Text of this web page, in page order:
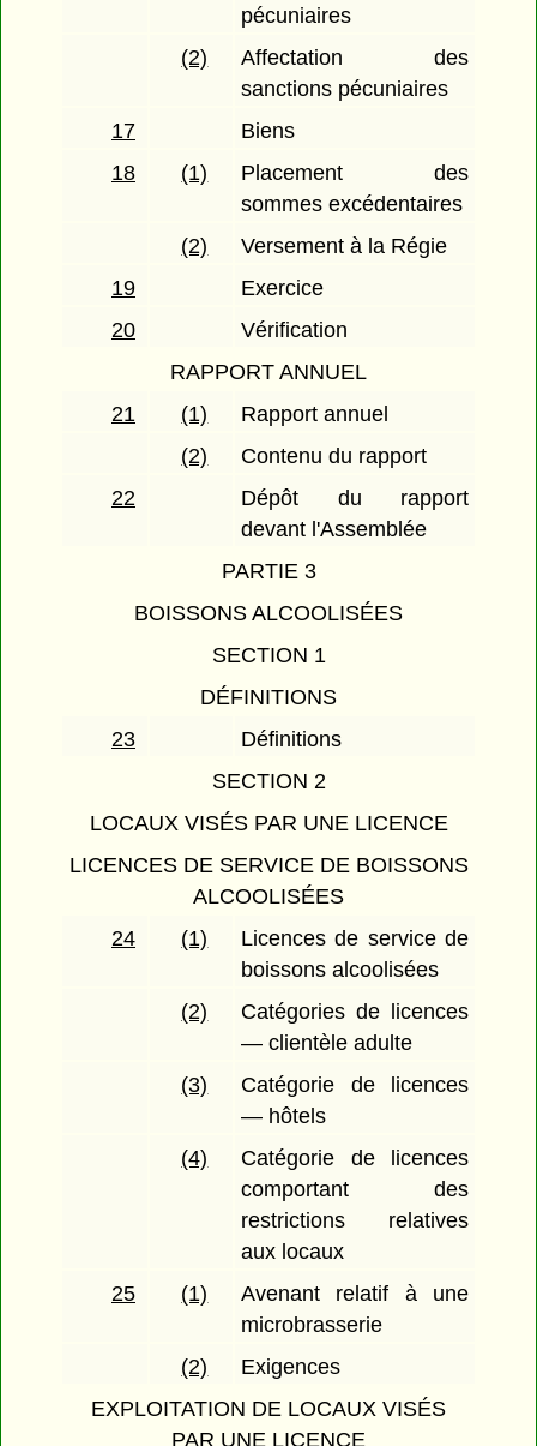
pécuniaires
(2)
Affectation des
sanctions pécuniaires
17
Biens
18
(1)
Placement des
sommes excédentaires
(2)
Versement à la Régie
19
Exercice
20
Vérification
RAPPORT ANNUEL
21
(1)
Rapport annuel
(2)
Contenu du rapport
22
Dépôt du rapport
devant l'Assemblée
PARTIE 3
BOISSONS ALCOOLISÉES
SECTION 1
DÉFINITIONS
23
Définitions
SECTION 2
LOCAUX VISÉS PAR UNE LICENCE
LICENCES DE SERVICE DE BOISSONS
ALCOOLISÉES
24
(1)
Licences de service de
boissons alcoolisées
(2)
Catégories de licences
— clientèle adulte
(3)
Catégorie de licences
— hôtels
(4)
Catégorie de licences
comportant des
restrictions relatives
aux locaux
25
(1)
Avenant relatif à une
microbrasserie
(2)
Exigences
EXPLOITATION DE LOCAUX VISÉS
PAR UNE LICENCE